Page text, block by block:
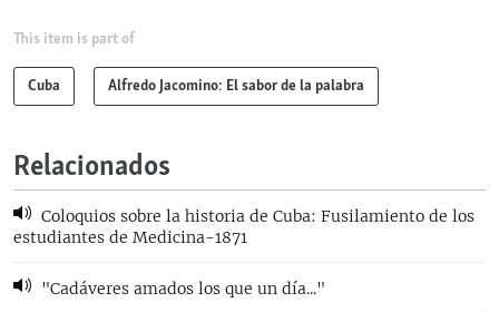
This item is part of
Cuba Alfredo Jacomino: El sabor de la palabra
Relacionados
Coloquios sobre la historia de Cuba: Fusilamiento de los
estudiantes de Medicina-1871
"Cadáveres amados los que un día..."